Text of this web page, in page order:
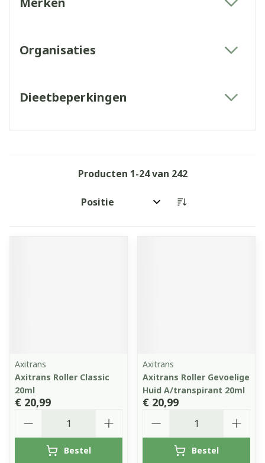
Organisaties
Dieetbeperkingen
Producten 1-24van 242
Sorteer op:
Axitrans
Axitrans Roller Classic
20ml
€ 20,99
Bestel
Axitrans
Axitrans Roller Gevoelige
Huid A/transpirant 20ml
€ 20,99
Bestel